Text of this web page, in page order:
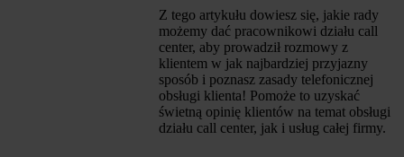
Z tego artykułu dowiesz się, jakie rady
możemy dać pracownikowi działu call
center, aby prowadził rozmowy z
klientem w jak najbardziej przyjazny
sposób i poznasz zasady telefonicznej
obsługi klienta! Pomoże to uzyskać
świetną opinię klientów na temat obsługi
działu call center, jak i usług całej firmy.